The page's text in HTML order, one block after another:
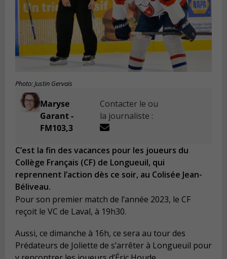
Photo: Justin Gervais
Maryse
Garant -
FM103,3
Contacter le ou
la journaliste :
C’est la fin des vacances pour les joueurs du
Collège Français (CF) de Longueuil, qui
reprennent l’action dès ce soir, au Colisée Jean-
Béliveau.
Pour son premier match de l’année 2023, le CF
reçoit le VC de Laval, à 19h30.
Aussi, ce dimanche à 16h, ce sera au tour des
Prédateurs de Joliette de s’arrêter à Longueuil pour